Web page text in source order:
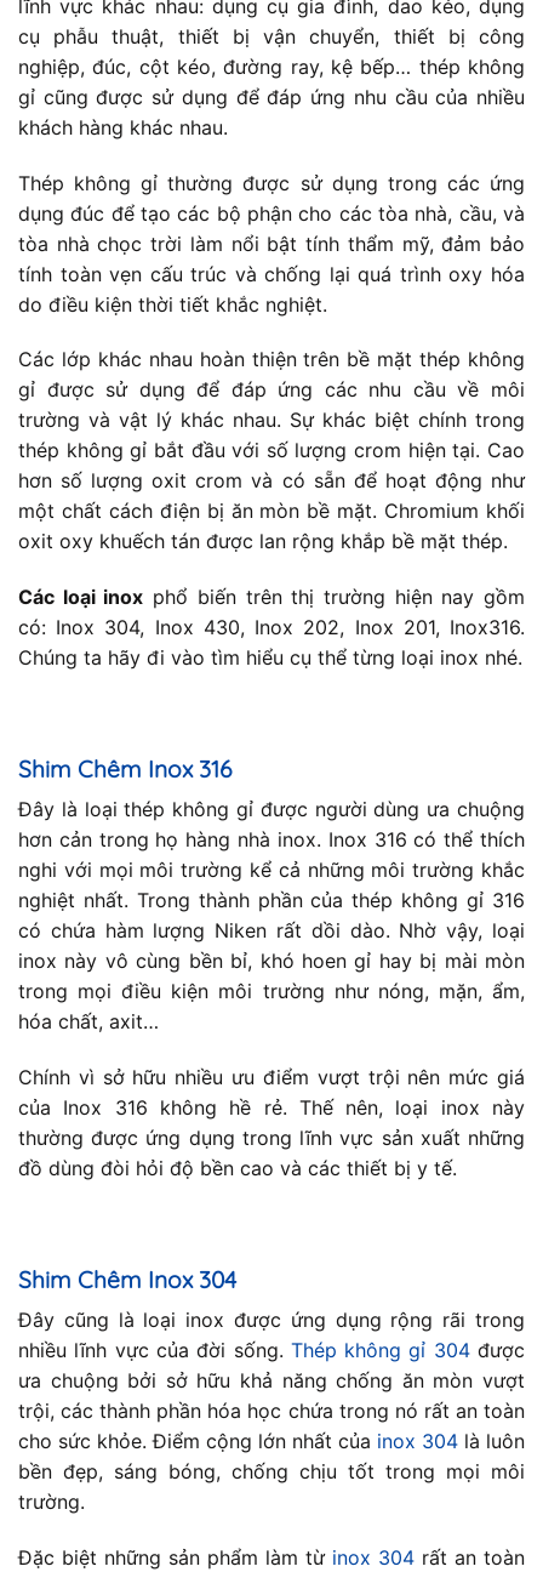
lĩnh vực khác nhau: dụng cụ gia đình, dao kéo, dụng
cụ phẫu thuật, thiết bị vận chuyển, thiết bị công
nghiệp, đúc, cột kéo, đường ray, kệ bếp… thép không
gỉ cũng được sử dụng để đáp ứng nhu cầu của nhiều
khách hàng khác nhau.
Thép không gỉ thường được sử dụng trong các ứng
dụng đúc để tạo các bộ phận cho các tòa nhà, cầu, và
tòa nhà chọc trời làm nổi bật tính thẩm mỹ, đảm bảo
tính toàn vẹn cấu trúc và chống lại quá trình oxy hóa
do điều kiện thời tiết khắc nghiệt.
Các lớp khác nhau hoàn thiện trên bề mặt thép không
gỉ được sử dụng để đáp ứng các nhu cầu về môi
trường và vật lý khác nhau. Sự khác biệt chính trong
thép không gỉ bắt đầu với số lượng crom hiện tại. Cao
hơn số lượng oxit crom và có sẵn để hoạt động như
một chất cách điện bị ăn mòn bề mặt. Chromium khối
oxit oxy khuếch tán được lan rộng khắp bề mặt thép.
Các loại inox phổ biến trên thị trường hiện nay gồm
có: Inox 304, Inox 430, Inox 202, Inox 201, Inox316.
Chúng ta hãy đi vào tìm hiểu cụ thể từng loại inox nhé.
Shim Chêm Inox 316
Đây là loại thép không gỉ được người dùng ưa chuộng
hơn cản trong họ hàng nhà inox. Inox 316 có thể thích
nghi với mọi môi trường kể cả những môi trường khắc
nghiệt nhất. Trong thành phần của thép không gỉ 316
có chứa hàm lượng Niken rất dồi dào. Nhờ vậy, loại
inox này vô cùng bền bỉ, khó hoen gỉ hay bị mài mòn
trong mọi điều kiện môi trường như nóng, mặn, ẩm,
hóa chất, axit…
Chính vì sở hữu nhiều ưu điểm vượt trội nên mức giá
của Inox 316 không hề rẻ. Thế nên, loại inox này
thường được ứng dụng trong lĩnh vực sản xuất những
đồ dùng đòi hỏi độ bền cao và các thiết bị y tế.
Shim Chêm Inox 304
Đây cũng là loại inox được ứng dụng rộng rãi trong
nhiều lĩnh vực của đời sống. Thép không gỉ 304được
ưa chuộng bởi sở hữu khả năng chống ăn mòn vượt
trội, các thành phần hóa học chứa trong nó rất an toàn
cho sức khỏe. Điểm cộng lớn nhất của inox 304 là luôn
bền đẹp, sáng bóng, chống chịu tốt trong mọi môi
trường.
Đặc biệt những sản phẩm làm từ inox 304 rất an toàn